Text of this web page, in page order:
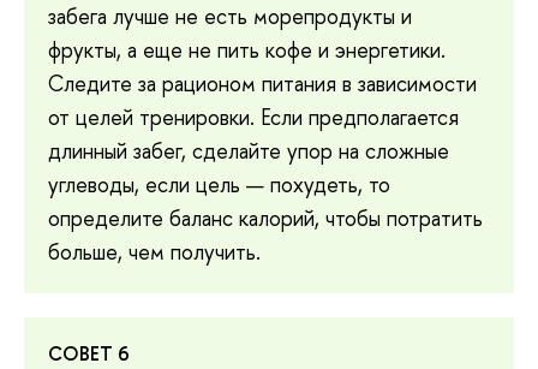
забега лучше не есть морепродукты и
фрукты, а еще не пить кофе и энергетики.
Следите за рационом питания в зависимости
от целей тренировки. Если предполагается
длинный забег, сделайте упор на сложные
углеводы, если цель — похудеть, то
определите баланс калорий, чтобы потратить
больше, чем получить.
СОВЕТ 6